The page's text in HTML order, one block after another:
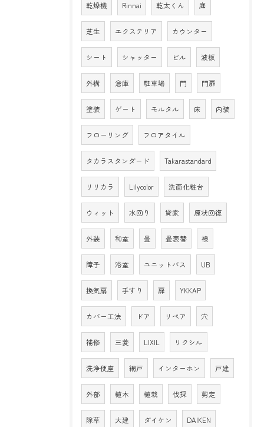
乾燥機 Rinnai 乾太くん 庭
芝生 エクステリア カウンター
シート シャッター ビル 波板
外構 倉庫 駐車場 門 門扉
塗装 ゲート モルタル 床 内装
フローリング フロアタイル
タカラスタンダード Takarastandard
リリカラ Lilycolor 洗面化粧台
ウィット 水回り 貸家 原状回復
外装 和室 畳 畳表替 襖
障子 浴室 ユニットバス UB
換気扇 手すり 扉 YKKAP
カバー工法 ドア リペア 穴
補修 三菱 LIXIL リクシル
洗浄便座 網戸 インターホン 戸建
外部 植木 植栽 伐採 剪定
除草 大建 ダイケン DAIKEN